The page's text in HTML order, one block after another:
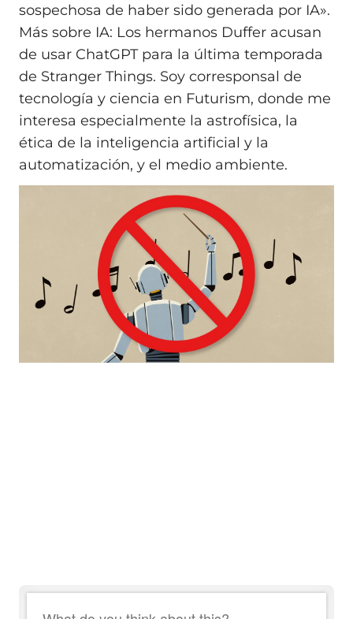
sospechosa de haber sido generada por IA».
Más sobre IA: Los hermanos Duffer acusan
de usar ChatGPT para la última temporada
de Stranger Things. Soy corresponsal de
tecnología y ciencia en Futurism, donde me
interesa especialmente la astrofísica, la
ética de la inteligencia artificial y la
automatización, y el medio ambiente.